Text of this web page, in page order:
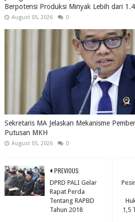
Berpotensi Produksi Minyak Lebih dari
August 05, 2026 0
Sekretaris MA Jelaskan Mekanisme
Putusan MKH
August 05, 2026 0
1,5
PREVIOUS
DPRD PALI Gelar
Rapat Perda
Tentang RAPBD
Tahun 2018